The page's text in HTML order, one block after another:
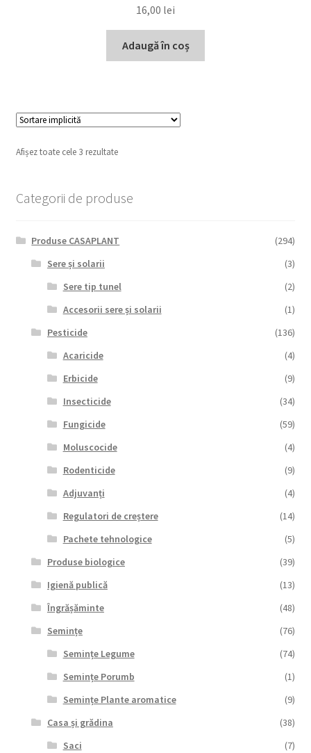
16,00 lei
Adaugă în coș
Afișez toate cele 3 rezultate
Categorii de produse
Produse CASAPLANT
(294)
Sere și solarii
(3)
Sere tip tunel
(2)
Accesorii sere și solarii
(1)
Pesticide
(136)
Acaricide
(4)
Erbicide
(9)
Insecticide
(34)
Fungicide
(59)
Moluscocide
(4)
Rodenticide
(9)
Adjuvanți
(4)
Regulatori de creștere
(14)
Pachete tehnologice
(5)
Produse biologice
(39)
Igienă publică
(13)
Îngrășăminte
(48)
Semințe
(76)
Semințe Legume
(74)
Semințe Porumb
(1)
Semințe Plante aromatice
(9)
Casa și grădina
(38)
Saci
(7)